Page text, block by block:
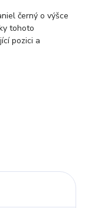
černý o výšce
tohoto
pozici a